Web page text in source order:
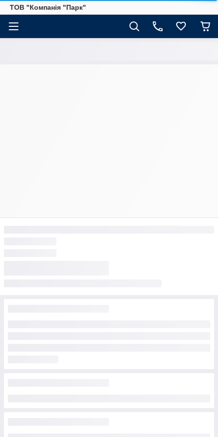
ТОВ "Компанія "Парк"